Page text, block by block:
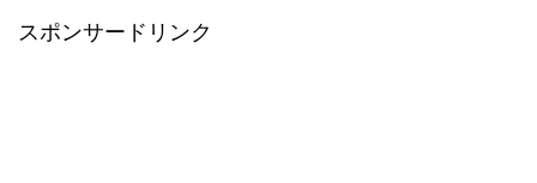
スポンサードリンク